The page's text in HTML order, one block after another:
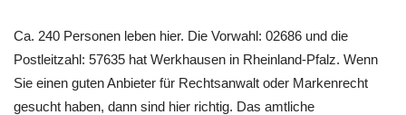
Ca. 240 Personen leben hier. Die Vorwahl: 02686 und die
Postleitzahl: 57635 hat Werkhausen in Rheinland-Pfalz. Wenn
Sie einen guten Anbieter für Rechtsanwalt oder Markenrecht
gesucht haben, dann sind hier richtig. Das amtliche